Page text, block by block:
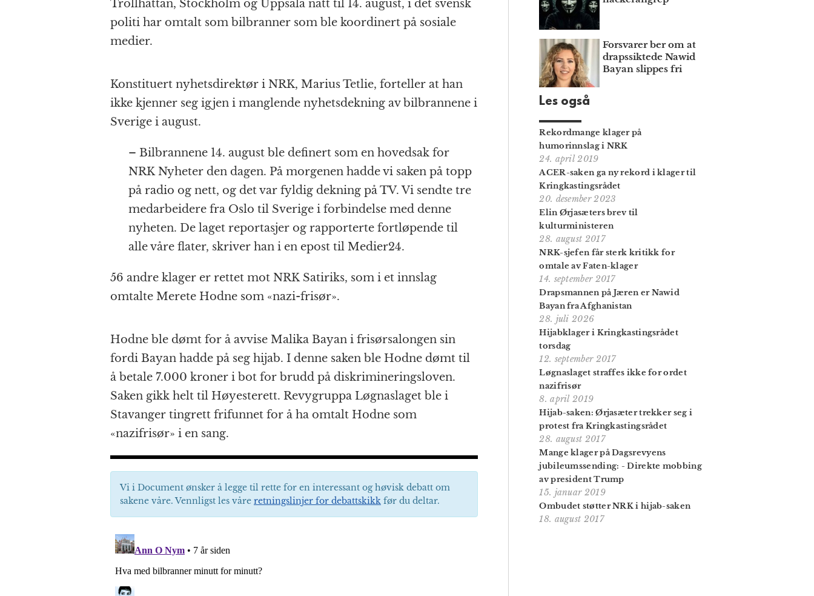
Trollhättan, Stockholm og Uppsala natt til 14. august, i det svensk
politi har omtalt som bilbranner som ble koordinert på sosiale
medier.
Konstituert nyhetsdirektør i NRK, Marius Tetlie, forteller at han
ikke kjenner seg igjen i manglende nyhetsdekning av bilbrannene i
Sverige i august.
– Bilbrannene 14. august ble definert som en hovedsak for
NRK Nyheter den dagen. På morgenen hadde vi saken på topp
på radio og nett, og det var fyldig dekning på TV. Vi sendte tre
medarbeidere fra Oslo til Sverige i forbindelse med denne
nyheten. De laget reportasjer og rapporterte fortløpende til
alle våre flater, skriver han i en epost til Medier24.
56 andre klager er rettet mot NRK Satiriks, som i et innslag
omtalte Merete Hodne som «nazi-frisør».
Hodne ble dømt for å avvise Malika Bayan i frisørsalongen sin
fordi Bayan hadde på seg hijab. I denne saken ble Hodne dømt til
å betale 7.000 kroner i bot for brudd på diskrimineringsloven.
Saken gikk helt til Høyesterett. Revygruppa Løgnaslaget ble i
Stavanger tingrett frifunnet for å ha omtalt Hodne som
«nazifrisør» i en sang.
Vi i Document ønsker å legge til rette for en interessant og høvisk debatt om
sakene våre. Vennligst les våre retningslinjer for debattskikk før du deltar.
Forsvarer ber om at
draps­siktede Nawid
Bayan slippes fri
Les også
Rekordmange klager på
humorinnslag i NRK
24. april 2019
ACER-saken ga ny rekord i klager til
Kringkastingsrådet
20. desember 2023
Elin Ørjasæters brev til
kulturministeren
28. august 2017
NRK-sjefen får sterk kritikk for
omtale av Faten-klager
14. september 2017
Drapsmannen på Jæren er Nawid
Bayan fra Afghanistan
28. juli 2026
Hijabklager i Kringkastingsrådet
torsdag
12. september 2017
Løgnaslaget straffes ikke for ordet
nazifrisør
8. april 2019
Hijab-saken: Ørjasæter trekker seg i
protest fra Kringkastingsrådet
28. august 2017
Mange klager på Dagsrevyens
jubileumssending: - Direkte mobbing
av president Trump
15. januar 2019
Ombudet støtter NRK i hijab-saken
18. august 2017